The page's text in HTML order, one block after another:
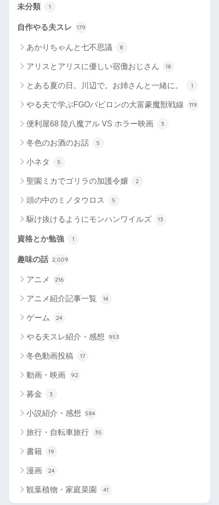
未分類 1
自作やる夫スレ 179
あかりちゃんと七不思議 8
アリスとアリスに優しい宿儺おじさん 18
とある夏の日。川辺で。お姉さんと一緒に。 1
やる夫で学ぶFGOバビロンの大富豪魔獣戦線 119
便利屋68 陸八魔アル VS ホラー映画 3
冬色のお酒のお話 5
小ネタ 5
聖園ミカでゴリラの加護令嬢 2
頭の中のミノタウロス 5
駆け抜けるようにモンハンワイルズ 13
資格とか勉強 1
趣味の話 2,009
アニメ 216
アニメ紹介記事一覧 14
ゲーム 24
やる夫スレ紹介・感想 953
冬色動画投稿 17
動画・映画 92
募金 3
小説紹介・感想 584
旅行・自転車旅行 35
書籍 19
漫画 24
観葉植物・家庭菜園 41